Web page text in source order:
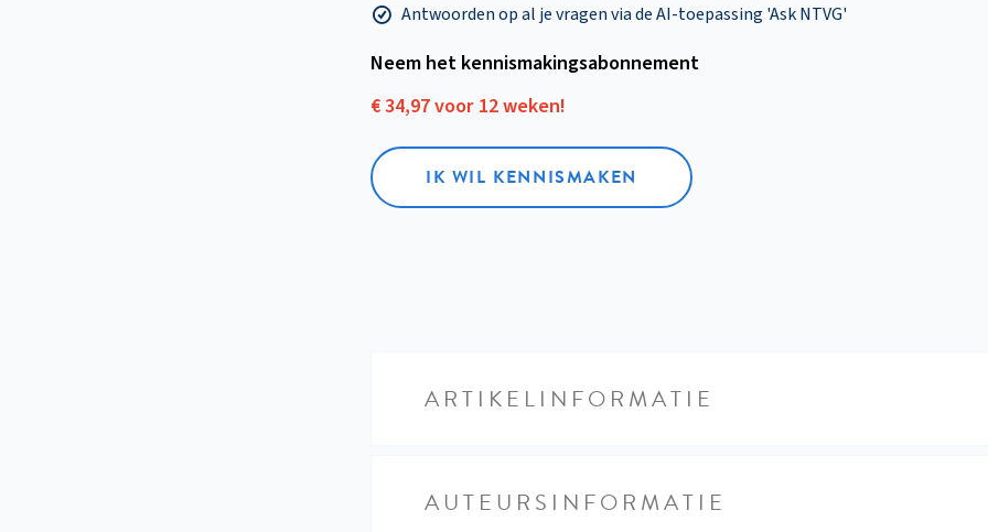
Antwoorden op al je vragen via de AI-toepassing 'Ask NTVG'
Neem het kennismakings­abonnement
€ 34,97 voor 12 weken!
IK WIL KENNISMAKEN
ARTIKELINFORMATIE
AUTEURSINFORMATIE